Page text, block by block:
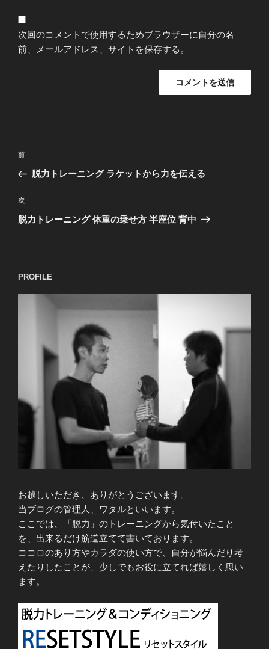
次回のコメントで使用するためブラウザーに自分の名
前、メールアドレス、サイトを保存する。
投
ビ
ゲ
ン
過
去
投
稿
前
脱力トレーニング ラケットから力を伝える
次
の
次
脱力トレーニング 体重の乗せ方 半座位 背中
PROFILE
お越しいただき、ありがとうございます。
当ブログの管理人、ワタルといいます。
ここでは、「脱力」のトレーニングから気付いたこと
を、出来るだけ筋道立てて書いております。
ココロのあり方やカラダの使い方で、自分が悩んだり考
えたりしたことが、少しでもお役に立てれば嬉しく思い
ます。